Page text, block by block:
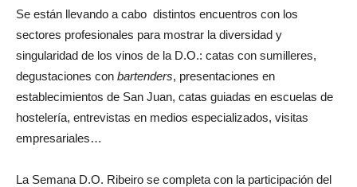
Se están llevando a cabo distintos encuentros con los
sectores profesionales para mostrar la diversidad y
singularidad de los vinos de la D.O.: catas con sumilleres,
degustaciones con bartenders, presentaciones en
establecimientos de San Juan, catas guiadas en escuelas de
hostelería, entrevistas en medios especializados, visitas
empresariales…
La Semana D.O. Ribeiro se completa con la participación del